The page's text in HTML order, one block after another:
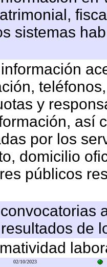
sistemas
y
así
por los
domicilio
públicos
de
02/10/2023